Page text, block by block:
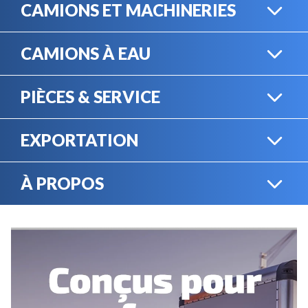
CAMIONS ET MACHINERIES
ÉQUIPEMENT
CAMIONS À EAU
PIÈCES & SERVICE
SERVICE MÉCANIQUE
EXPORTATION
À PROPOS